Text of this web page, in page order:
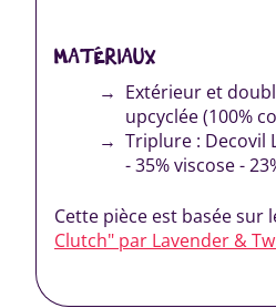
MATÉRIAUX
Extérieur et
upcyclée (100%
Triplure : Decovil
- 35% viscose -
Cette pièce est basée sur
Clutch" par Lavender &